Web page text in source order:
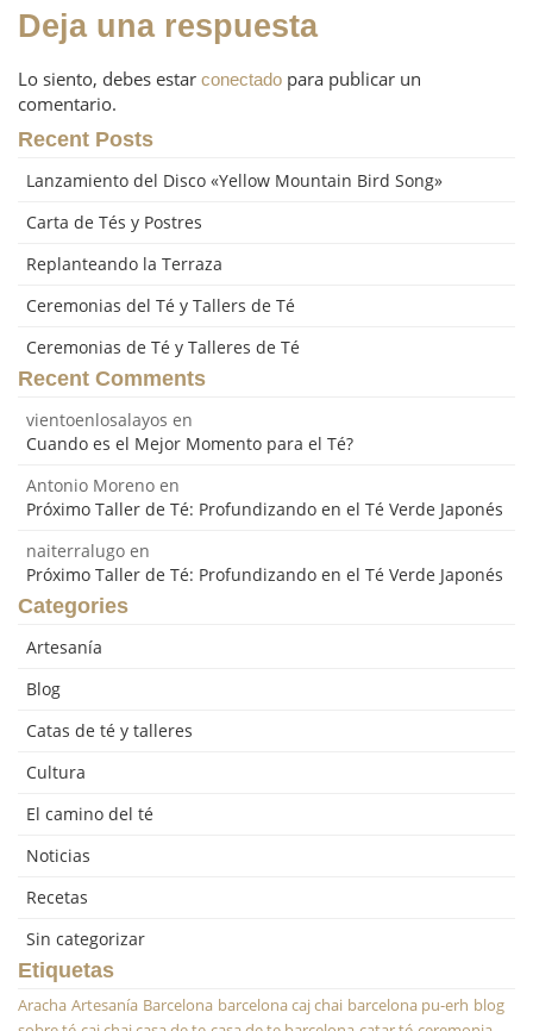
Deja una respuesta
Lo siento, debes estar conectado para publicar un
comentario.
Recent Posts
Lanzamiento del Disco «Yellow Mountain Bird Song»
Carta de Tés y Postres
Replanteando la Terraza
Ceremonias del Té y Tallers de Té
Ceremonias de Té y Talleres de Té
Recent Comments
vientoenlosalayos en
Cuando es el Mejor Momento para el Té?
Antonio Moreno en
Próximo Taller de Té: Profundizando en el Té Verde Japonés
naiterralugo en
Próximo Taller de Té: Profundizando en el Té Verde Japonés
Categories
Artesanía
Blog
Catas de té y talleres
Cultura
El camino del té
Noticias
Recetas
Sin categorizar
Etiquetas
Aracha Artesanía Barcelona barcelona caj chai barcelona pu-erh blog